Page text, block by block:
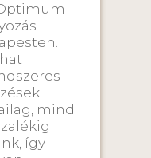
mind
így